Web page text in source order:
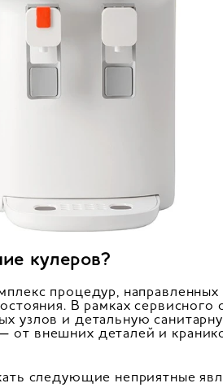
кулеров?
процедур,
В рамках
узлов и детальную
внешних деталей и
следующие неприятные